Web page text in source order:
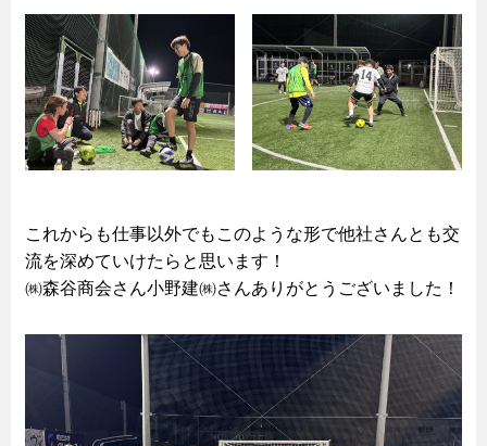
これからも仕事以外でもこのような形で他社さんとも交
流を深めていけたらと思います！
㈱森谷商会さん小野建㈱さんありがとうございました！